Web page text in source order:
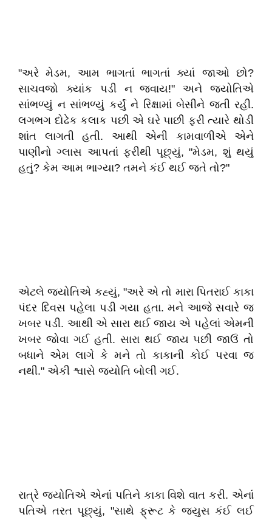
"અરે મેડમ, આમ ભાગતાં ભાગતાં ક્યાં જાઓ છો?
સાચવજો ક્યાંક પડી ન જવાય!" અને જ્યોતિએ
સાંભળ્યું ન સાંભળ્યું કર્યું ને રિક્ષામાં બેસીને જતી રહી.
લગભગ દોઢેક કલાક પછી એ ઘરે પાછી ફરી ત્યારે થોડી
શાંત લાગતી હતી. આથી એની કામવાળીએ એને
પાણીનો ગ્લાસ આપતાં ફરીથી પૂછ્યું, "મેડમ, શું થયું
હતું? કેમ આમ ભાગ્યા? તમને કંઈ થઈ જતે તો?"
એટલે જ્યોતિએ કહ્યું, "અરે એ તો મારા પિતરાઈ કાકા
પંદર દિવસ પહેલા પડી ગયા હતા. મને આજે સવારે જ
ખબર પડી. આથી એ સારા થઈ જાય એ પહેલાં એમની
ખબર જોવા ગઈ હતી. સારા થઈ જાય પછી જાઉં તો
બધાને એમ લાગે કે મને તો કાકાની કોઈ પરવા જ
નથી." એકી શ્વાસે જ્યોતિ બોલી ગઈ.
રાત્રે જ્યોતિએ એનાં પતિને કાકા વિશે વાત કરી. એનાં
પતિએ તરત પૂછ્યું, "સાથે ફ્રૂટ કે જ્યુસ કંઈ લઈ